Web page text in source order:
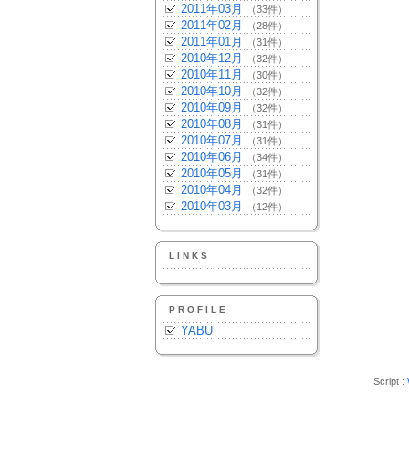
2011年03月 （33件）
2011年02月 （28件）
2011年01月 （31件）
2010年12月 （32件）
2010年11月 （30件）
2010年10月 （32件）
2010年09月 （32件）
2010年08月 （31件）
2010年07月 （31件）
2010年06月 （34件）
2010年05月 （31件）
2010年04月 （32件）
2010年03月 （12件）
LINKS
PROFILE
YABU
Script :